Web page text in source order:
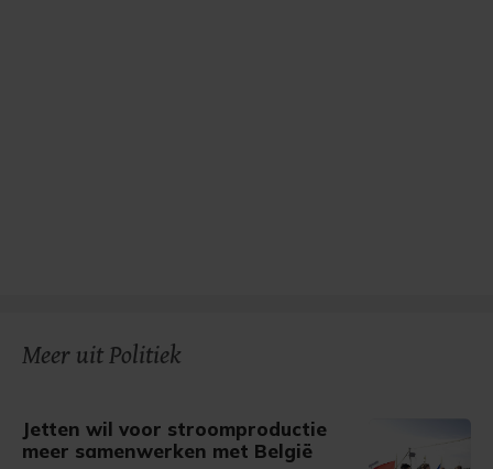
Meer uit Politiek
Jetten wil voor stroomproductie
meer samenwerken met België